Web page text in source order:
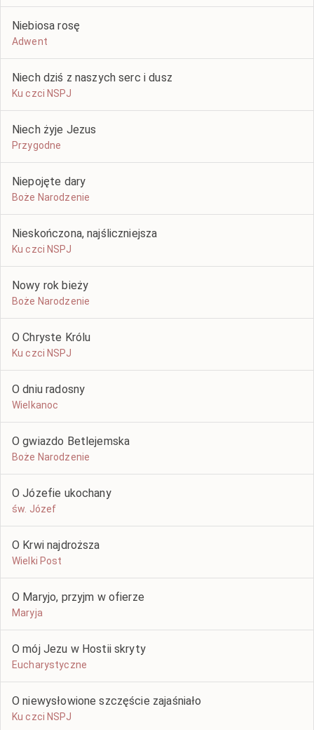
Niebiosa rosę
Adwent
Niech dziś z naszych serc i dusz
Ku czci NSPJ
Niech żyje Jezus
Przygodne
Niepojęte dary
Boże Narodzenie
Nieskończona, najśliczniejsza
Ku czci NSPJ
Nowy rok bieży
Boże Narodzenie
O Chryste Królu
Ku czci NSPJ
O dniu radosny
Wielkanoc
O gwiazdo Betlejemska
Boże Narodzenie
O Józefie ukochany
św. Józef
O Krwi najdroższa
Wielki Post
O Maryjo, przyjm w ofierze
Maryja
O mój Jezu w Hostii skryty
Eucharystyczne
O niewysłowione szczęście zajaśniało
Ku czci NSPJ